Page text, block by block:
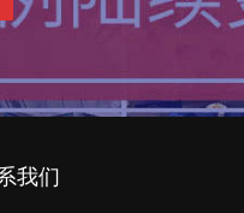
我们